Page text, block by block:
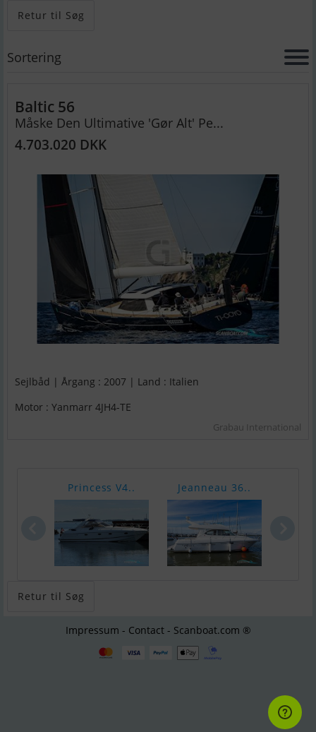
Retur til Søg
Sortering
Baltic 56
Måske Den Ultimative 'Gør Alt' Pe...
4.703.020 DKK
Sejlbåd | Årgang : 2007 | Land : Italien
Motor : Yanmarr 4JH4-TE
Grabau International
Princess V4.. Jeanneau 36..
Retur til Søg
Impressum - Contact - Scanboat.com ®